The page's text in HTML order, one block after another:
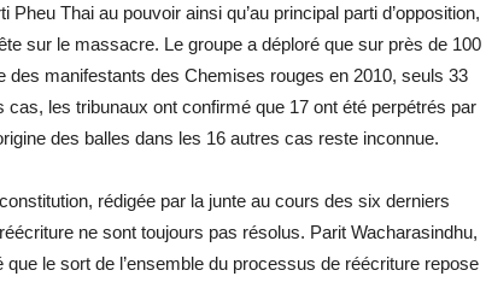
Thai au pouvoir ainsi qu’au principal parti d’opposition,
sur le massacre. Le groupe a déploré que sur près de 100
des manifestants des Chemises rouges en 2010, seuls 33
cas, les tribunaux ont confirmé que 17 ont été perpétrés par
des balles dans les 16 autres cas reste inconnue.
rédigée par la junte au cours des six derniers
ne sont toujours pas résolus. Parit Wacharasindhu,
le sort de l’ensemble du processus de réécriture repose